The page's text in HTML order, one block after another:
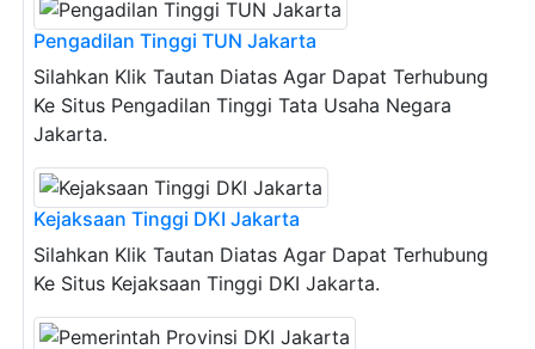
Pengadilan Tinggi TUN Jakarta
Silahkan Klik Tautan Diatas Agar Dapat Terhubung
Ke Situs Pengadilan Tinggi Tata Usaha Negara
Jakarta.
Kejaksaan Tinggi DKI Jakarta
Silahkan Klik Tautan Diatas Agar Dapat Terhubung
Ke Situs Kejaksaan Tinggi DKI Jakarta.